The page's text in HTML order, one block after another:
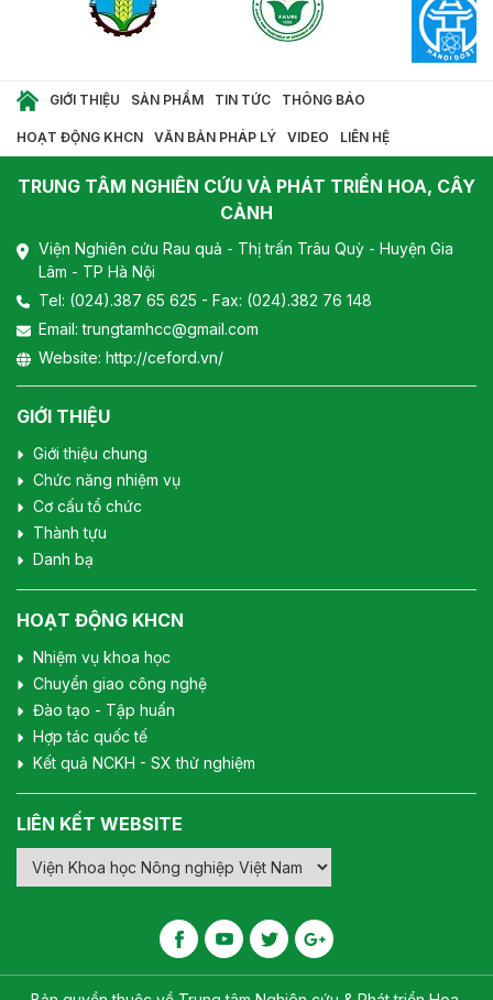
GIỚI THIỆU SẢN PHẨM TIN TỨC THÔNG BÁO
HOẠT ĐỘNG KHCN VĂN BẢN PHÁP LÝ VIDEO LIÊN HỆ
TRUNG TÂM NGHIÊN CỨU VÀ PHÁT TRIỂN HOA, CÂY
CẢNH
Viện Nghiên cứu Rau quả - Thị trấn Trâu Quỳ - Huyện Gia
Lâm - TP Hà Nội
Tel: (024).387 65 625 - Fax: (024).382 76 148
Email:trungtamhcc@gmail.com
Website: http://ceford.vn/
GIỚI THIỆU
Giới thiệu chung
Chức năng nhiệm vụ
Cơ cấu tổ chức
Thành tựu
Danh bạ
HOẠT ĐỘNG KHCN
Nhiệm vụ khoa học
Chuyển giao công nghệ
Đào tạo - Tập huấn
Hợp tác quốc tế
Kết quả NCKH - SX thử nghiệm
LIÊN KẾT WEBSITE